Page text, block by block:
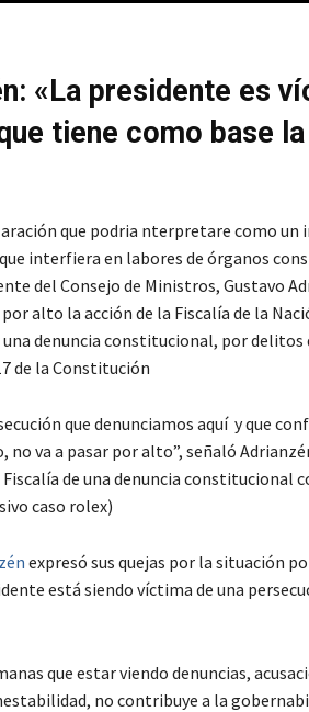
«La presidente es
tiene como base
que podria nterpretare como un
interfiera en labores de órganos
del Consejo de Ministros, Gustavo
alto la acción de la Fiscalía de la
denuncia constitucional, por delitos
de la Constitución
que denunciamos aquí y que
va a pasar por alto”, señaló
de una denuncia constitucional
caso rolex)
expresó sus quejas por la situación
está siendo víctima de una
que estar viendo denuncias,
no contribuye a la